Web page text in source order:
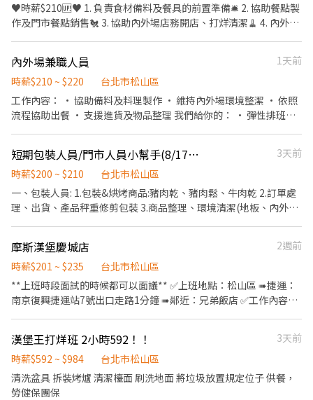
🎌 國定假日薪資雙倍 ⛽ 油資／修繕補貼 10% 🩺 體檢補助最高
$800(短期無補貼) 🙌 推薦獎金 $600 🥤 員工餐點半價，天天都能享
優惠 🛡️ 勞健保、團保、勞退一應俱全 - 👇👇快速應徵通道👇👇 🔜請加
入專員窗口 : https://lin.ee/sSSCigY 加入後留言:姓名/電話/找威利
就業免煩惱
♥時薪$210🆙♥ 1. 負責食材備料及餐具的前置準備🛎 2. 協助餐點製
作及門市餐點銷售🐔 3. 協助內外場店務開店、打烊清潔🧹 4. 內外場
時間依照可配合的時數排班） 兼職累積時數達標且經考核完成時薪
再Up!!🆙
內外場兼職人員
1天前
時薪$210 ~ $220
台北市松山區
工作內容： • 協助備料及料理製作 • 維持內外場環境整潔 • 依照
流程協助出餐 • 支援進貨及物品整理 我們給你的： • 彈性排班，
短期包裝人員/門市人員小幫手(8/17-9/24止)(捷運南京三民站)
3天前
時薪$200 ~ $210
台北市松山區
一、包裝人員: 1.包裝&烘烤商品:豬肉乾、豬肉鬆、牛肉乾 2.訂單處
理、出貨、產品秤重修剪包裝 3.商品整理、環境清潔(地板、內外
理、環境清潔(地板、內外場…) 時薪：210元 * 工作時間：每周排班
5天 早班9:00-18:00 (8/17至9/24止) 中午用餐休息時，公司有提供
便當喔! ****注意! 年節前，需能配合加班喔！（平日最晚至10點 /
假日） *需能配合工作至9/24（中秋節前），如無法配合請勿應徵!!
摩斯漢堡慶城店
2週前
時薪$201 ~ $235
台北市松山區
**上班時段面試的時候都可以面議** ✅上班地點：松山區 ➠捷運：
南京復興捷運站7號出口走路1分鐘 ➠鄰近：兄弟飯店 ✅工作內容
薪：196元起 ➠定期檢核，依能力調整薪資+$5/次 ➠23:00～06:00
加發早夜津貼+$45/時 ✅每月7號領薪水 ✅員工福利 🍔半價餐飲ll超
划算！ 🍔在職第二個月起，每月免費漢堡2個 接待顧客.餐點制作.清
潔維護.送餐服務 協助點餐
漢堡王打烊班 2小時592！！
3天前
時薪$592 ~ $984
台北市松山區
清洗盆具 拆裝烤爐 清潔檯面 刷洗地面 將垃圾放置規定位子 供餐，
勞健保團保